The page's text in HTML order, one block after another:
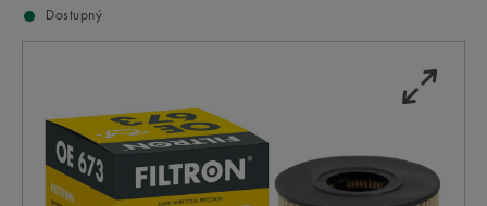
Dostupný